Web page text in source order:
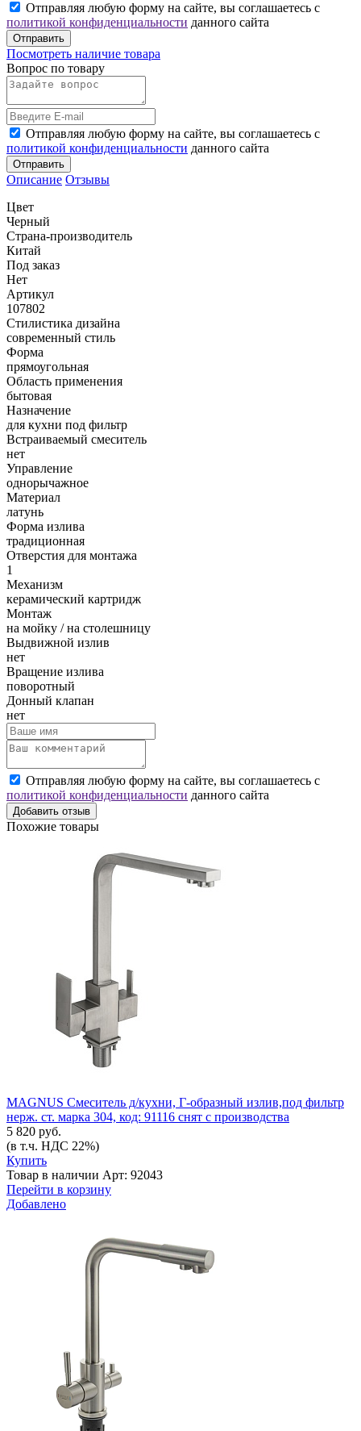
Отправляя любую форму на сайте, вы соглашаетесь с
политикой конфиденциальности данного сайта
Отправить
Посмотреть наличие товара
Вопрос по товару
Отправляя любую форму на сайте, вы соглашаетесь с
политикой конфиденциальности данного сайта
Отправить
Описание Отзывы
Цвет
Черный
Страна-производитель
Китай
Под заказ
Нет
Артикул
107802
Стилистика дизайна
современный стиль
Форма
прямоугольная
Область применения
бытовая
Назначение
для кухни под фильтр
Встраиваемый смеситель
нет
Управление
однорычажное
Материал
латунь
Форма излива
традиционная
Отверстия для монтажа
1
Механизм
керамический картридж
Монтаж
на мойку / на столешницу
Выдвижной излив
нет
Вращение излива
поворотный
Донный клапан
нет
Отправляя любую форму на сайте, вы соглашаетесь с
политикой конфиденциальности данного сайта
Добавить отзыв
Похожие товары
MAGNUS Смеситель д/кухни, Г-образный излив,под фильтр
нерж. ст. марка 304, код: 91116 снят с производства
5 820 руб.
(в т.ч. НДС 22%)
Купить
Товар в наличии Арт: 92043
Перейти в корзину
Добавлено